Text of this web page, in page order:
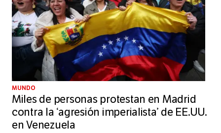
MUNDO
Miles de personas protestan en Madrid
contra la ‘agresión imperialista’ de EE.UU.
en Venezuela